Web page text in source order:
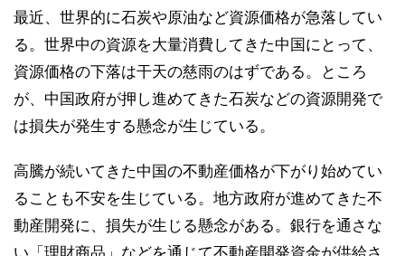
最近、世界的に石炭や原油など資源価格が急落してい
る。世界中の資源を大量消費してきた中国にとって、
資源価格の下落は干天の慈雨のはずである。ところ
が、中国政府が押し進めてきた石炭などの資源開発で
は損失が発生する懸念が生じている。
高騰が続いてきた中国の不動産価格が下がり始めてい
ることも不安を生じている。地方政府が進めてきた不
動産開発に、損失が生じる懸念がある。銀行を通さな
い「理財商品」などを通じて不動産開発資金が供給さ